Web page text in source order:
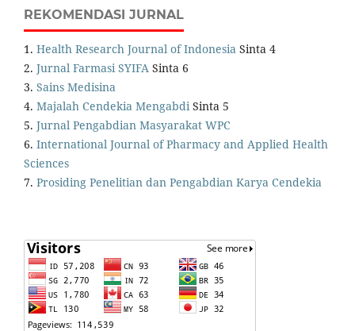
REKOMENDASI JURNAL
1. Health Research Journal of Indonesia Sinta 4
2. Jurnal Farmasi SYIFA Sinta 6
3. Sains Medisina
4. Majalah Cendekia MengabdiSinta 5
5. Jurnal Pengabdian Masyarakat WPC
6. International Journal of Pharmacy and Applied Health
Sciences
7. Prosiding Penelitian dan Pengabdian Karya Cendekia